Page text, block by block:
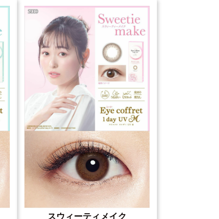
スウィーティメイク